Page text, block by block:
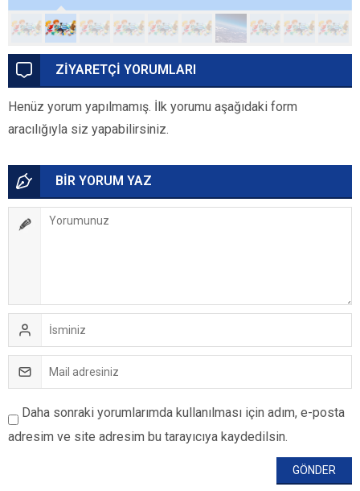
ZİYARETÇİ YORUMLARI
Henüz yorum yapılmamış. İlk yorumu aşağıdaki form
aracılığıyla siz yapabilirsiniz.
BİR YORUM YAZ
Daha sonraki yorumlarımda kullanılması için adım, e-posta
adresim ve site adresim bu tarayıcıya kaydedilsin.